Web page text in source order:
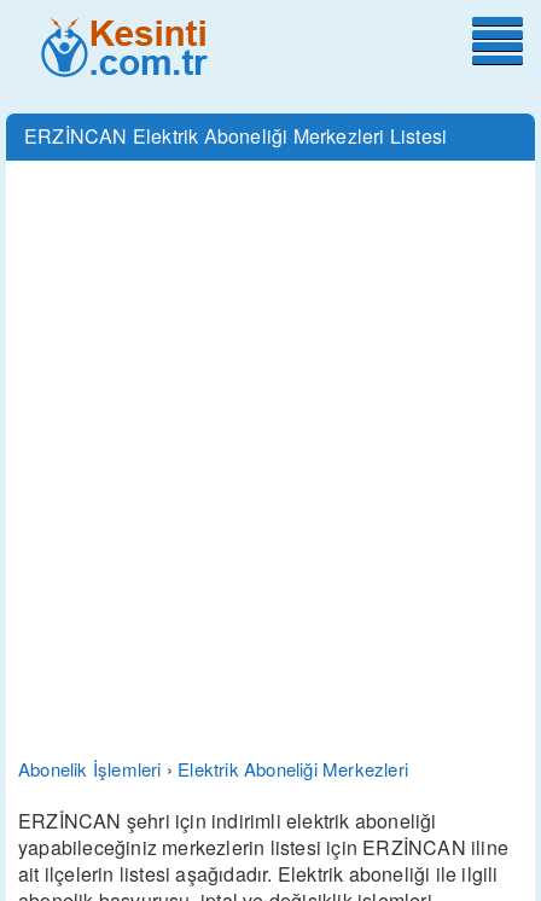
ERZİNCAN Elektrik Aboneliği Merkezleri Listesi
Abonelik İşlemleri › Elektrik Aboneliği Merkezleri
ERZİNCAN şehri için indirimli elektrik aboneliği
yapabileceğiniz merkezlerin listesi için ERZİNCAN iline
ait ilçelerin listesi aşağıdadır. Elektrik aboneliği ile ilgili